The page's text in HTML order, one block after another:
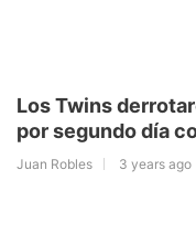
Los Twins
por segundo día
Juan Robles 3 years ago